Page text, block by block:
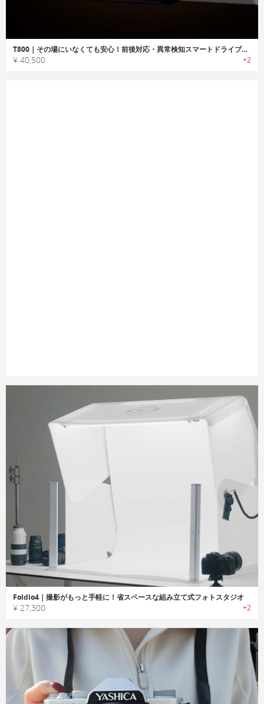
T800｜その場にいなくても安心！前後対応・異常検知スマートドライブレコーダー
¥ 40,500 +2
Foldio4｜撮影がもっと手軽に！省スペースな組み立て式フォトスタジオ
¥ 27,300 +2